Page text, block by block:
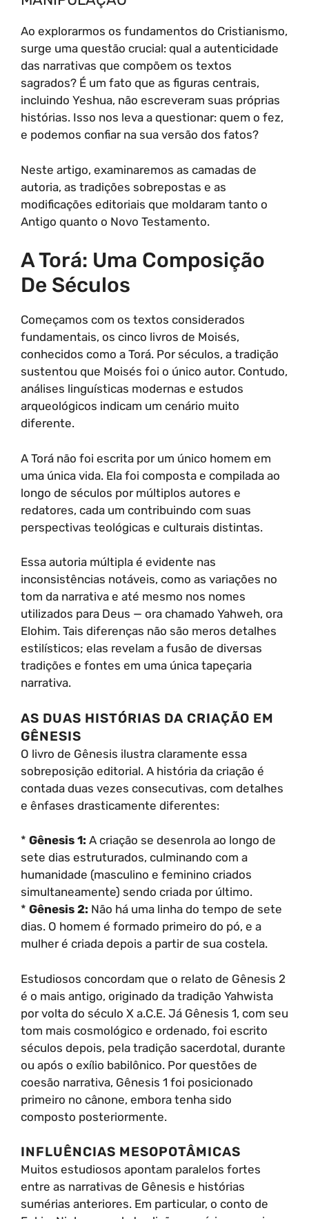
Ao explorarmos os fundamentos do Cristianismo,
surge uma questão crucial: qual a autenticidade
das narrativas que compõem os textos
sagrados? É um fato que as figuras centrais,
incluindo Yeshua, não escreveram suas próprias
histórias. Isso nos leva a questionar: quem o fez,
e podemos confiar na sua versão dos fatos?
Neste artigo, examinaremos as camadas de
autoria, as tradições sobrepostas e as
modificações editoriais que moldaram tanto o
Antigo quanto o Novo Testamento.
A Torá: Uma Composição
De Séculos
Começamos com os textos considerados
fundamentais, os cinco livros de Moisés,
conhecidos como a Torá. Por séculos, a tradição
sustentou que Moisés foi o único autor. Contudo,
análises linguísticas modernas e estudos
arqueológicos indicam um cenário muito
diferente.
A Torá não foi escrita por um único homem em
uma única vida. Ela foi composta e compilada ao
longo de séculos por múltiplos autores e
redatores, cada um contribuindo com suas
perspectivas teológicas e culturais distintas.
Essa autoria múltipla é evidente nas
inconsistências notáveis, como as variações no
tom da narrativa e até mesmo nos nomes
utilizados para Deus — ora chamado Yahweh, ora
Elohim. Tais diferenças não são meros detalhes
estilísticos; elas revelam a fusão de diversas
tradições e fontes em uma única tapeçaria
narrativa.
AS DUAS HISTÓRIAS DA CRIAÇÃO EM
GÊNESIS
O livro de Gênesis ilustra claramente essa
sobreposição editorial. A história da criação é
contada duas vezes consecutivas, com detalhes
e ênfases drasticamente diferentes:
* Gênesis 1: A criação se desenrola ao longo de
sete dias estruturados, culminando com a
humanidade (masculino e feminino criados
simultaneamente) sendo criada por último.
* Gênesis 2: Não há uma linha do tempo de sete
dias. O homem é formado primeiro do pó, e a
mulher é criada depois a partir de sua costela.
Estudiosos concordam que o relato de Gênesis 2
é o mais antigo, originado da tradição Yahwista
por volta do século X a.C.E. Já Gênesis 1, com seu
tom mais cosmológico e ordenado, foi escrito
séculos depois, pela tradição sacerdotal, durante
ou após o exílio babilônico. Por questões de
coesão narrativa, Gênesis 1 foi posicionado
primeiro no cânone, embora tenha sido
composto posteriormente.
INFLUÊNCIAS MESOPOTÂMICAS
Muitos estudiosos apontam paralelos fortes
entre as narrativas de Gênesis e histórias
sumérias anteriores. Em particular, o conto de